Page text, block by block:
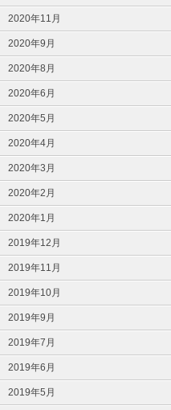
2020年11月
2020年9月
2020年8月
2020年6月
2020年5月
2020年4月
2020年3月
2020年2月
2020年1月
2019年12月
2019年11月
2019年10月
2019年9月
2019年7月
2019年6月
2019年5月